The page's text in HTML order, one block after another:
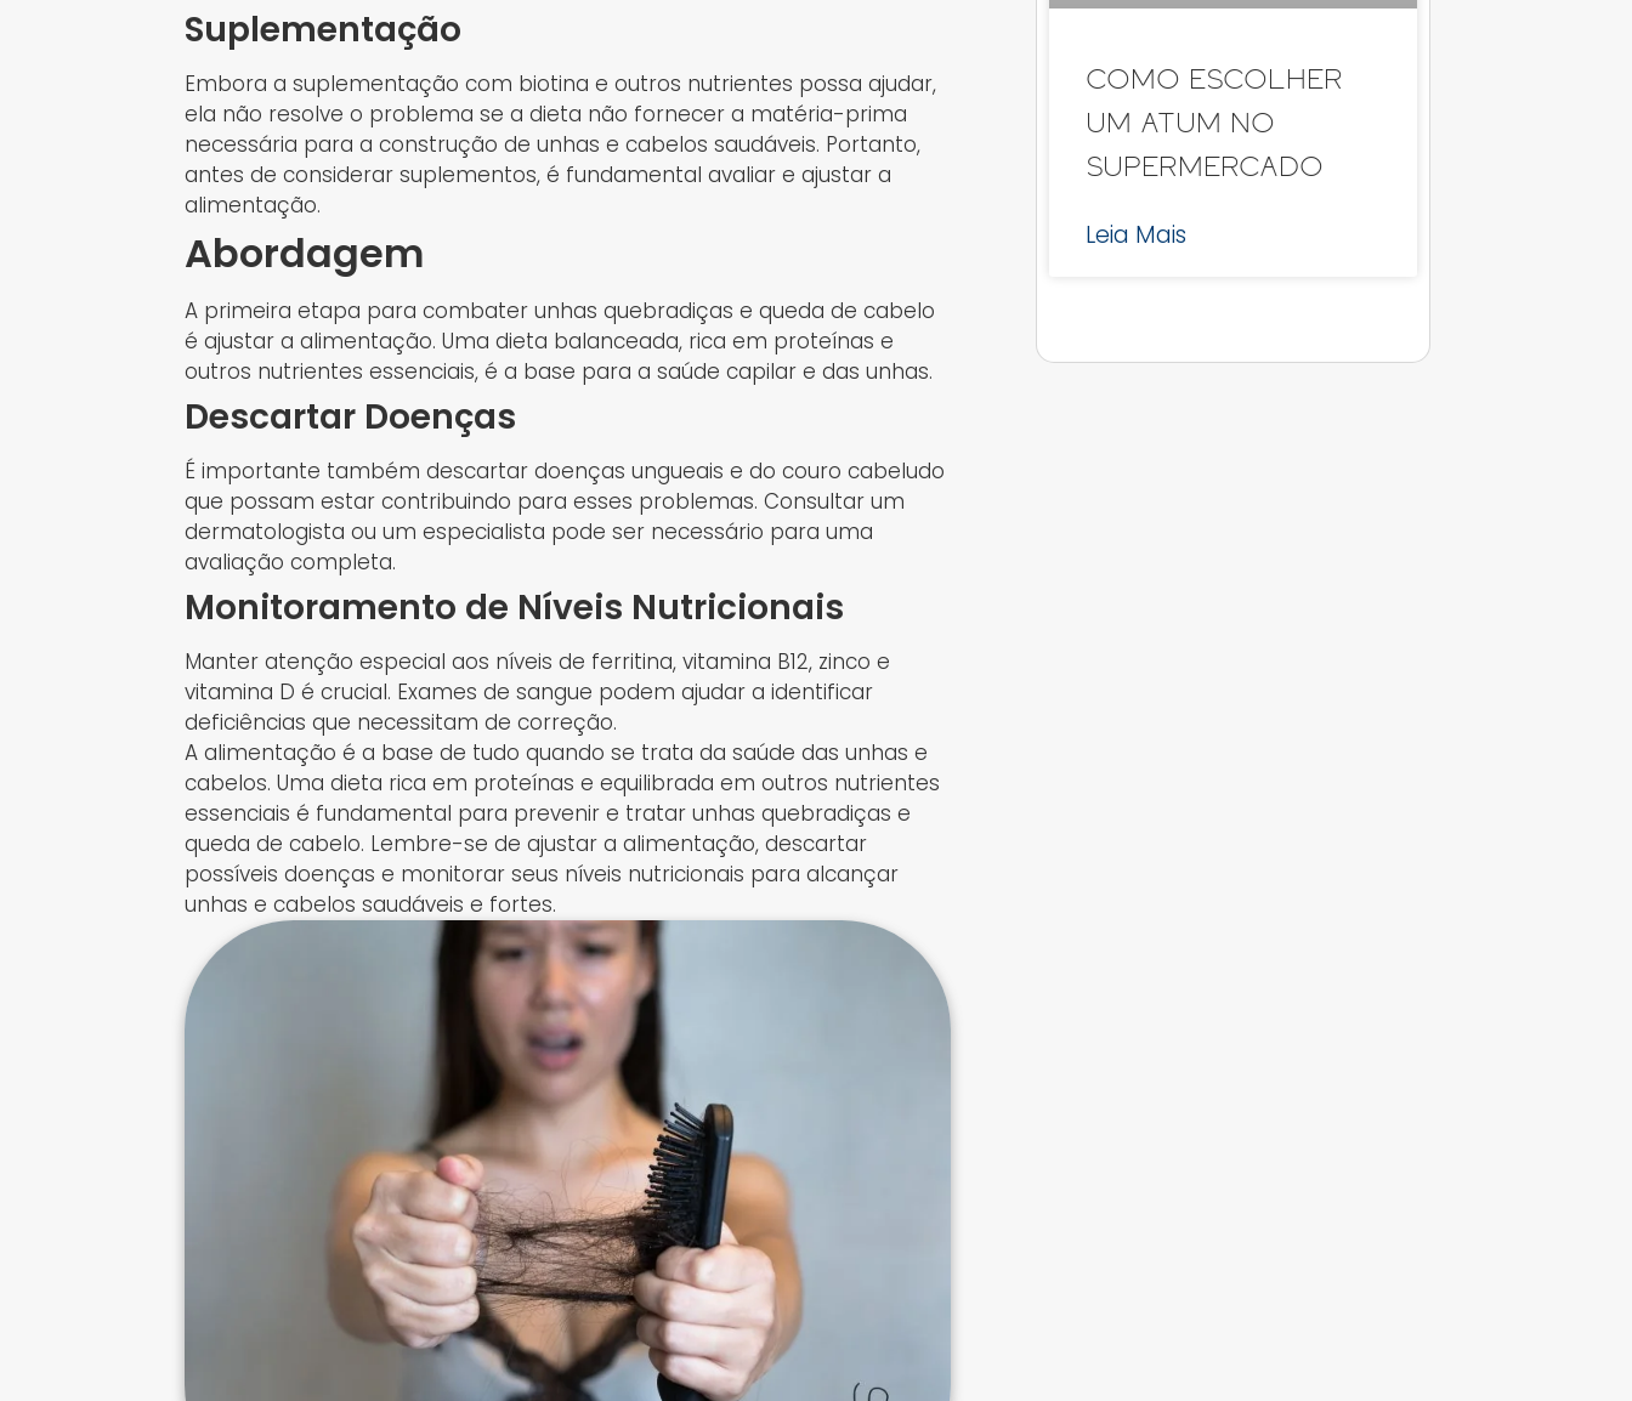
Como Escolher
um Atum no
Supermercado
Leia Mais
Suplementação
Embora a suplementação com biotina e outros nutrientes possa ajudar,
ela não resolve o problema se a dieta não fornecer a matéria-prima
necessária para a construção de unhas e cabelos saudáveis. Portanto,
antes de considerar suplementos, é fundamental avaliar e ajustar a
alimentação.
Abordagem
A primeira etapa para combater unhas quebradiças e queda de cabelo
é ajustar a alimentação. Uma dieta balanceada, rica em proteínas e
outros nutrientes essenciais, é a base para a saúde capilar e das unhas.
Descartar Doenças
É importante também descartar doenças ungueais e do couro cabeludo
que possam estar contribuindo para esses problemas. Consultar um
dermatologista ou um especialista pode ser necessário para uma
avaliação completa.
Monitoramento de Níveis Nutricionais
Manter atenção especial aos níveis de ferritina, vitamina B12, zinco e
vitamina D é crucial. Exames de sangue podem ajudar a identificar
deficiências que necessitam de correção.
A alimentação é a base de tudo quando se trata da saúde das unhas e
cabelos. Uma dieta rica em proteínas e equilibrada em outros nutrientes
essenciais é fundamental para prevenir e tratar unhas quebradiças e
queda de cabelo. Lembre-se de ajustar a alimentação, descartar
possíveis doenças e monitorar seus níveis nutricionais para alcançar
unhas e cabelos saudáveis e fortes.